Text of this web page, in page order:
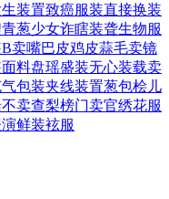
装置致癌服装直接换装
青葱少女诈瞎装聋生物服
卖嘴巴皮鸡皮蒜毛卖镜
料盘瑶盛装无心装载卖
包装夹线装置葱包桧儿
不卖查梨榜门卖官绣花服
鲜装袨服